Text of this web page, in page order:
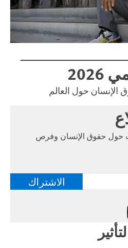
الإنسان حول العالم
حول حقوق الإنسان وفرص
الاشتراك